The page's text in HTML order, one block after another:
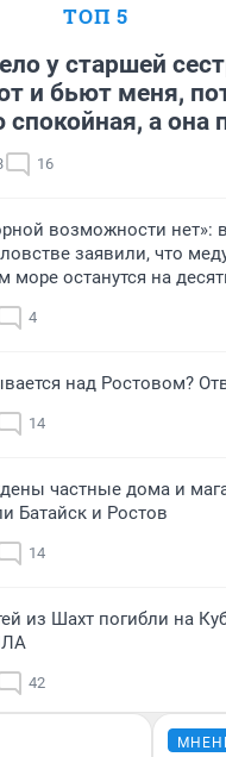
ТОП 5
у старшей
и бьют меня,
спокойная, а она
16
возможности нет»: в
заявили, что
море останутся на
4
над Ростовом?
14
частные дома и
Батайск и Ростов
14
из Шахт погибли на
42